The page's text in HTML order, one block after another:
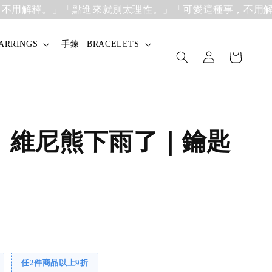
釋。」 「點進來就別太理性。」「可愛這種事，不用解釋
手鍊 | BRACELETS
維尼熊下雨了｜鑰匙
任2件商品以上9折